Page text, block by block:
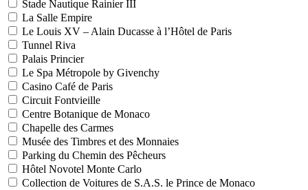
Stade Nautique Rainier III
La Salle Empire
Le Louis XV – Alain Ducasse à l’Hôtel de Paris
Tunnel Riva
Palais Princier
Le Spa Métropole by Givenchy
Casino Café de Paris
Circuit Fontvieille
Centre Botanique de Monaco
Chapelle des Carmes
Musée des Timbres et des Monnaies
Parking du Chemin des Pêcheurs
Hôtel Novotel Monte Carlo
Collection de Voitures de S.A.S. le Prince de Monaco